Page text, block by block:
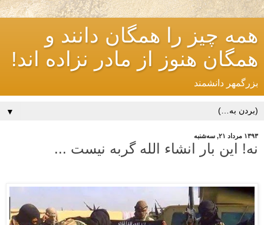
همه چیز را همگان دانند و
همگان هنوز از مادر نزاده اند!
بزرگمهر دانشمند
▼
۱۳۹۳ مرداد ۲۱, سه‌شنبه
نه! این بار انشاء الله گربه نیست ...